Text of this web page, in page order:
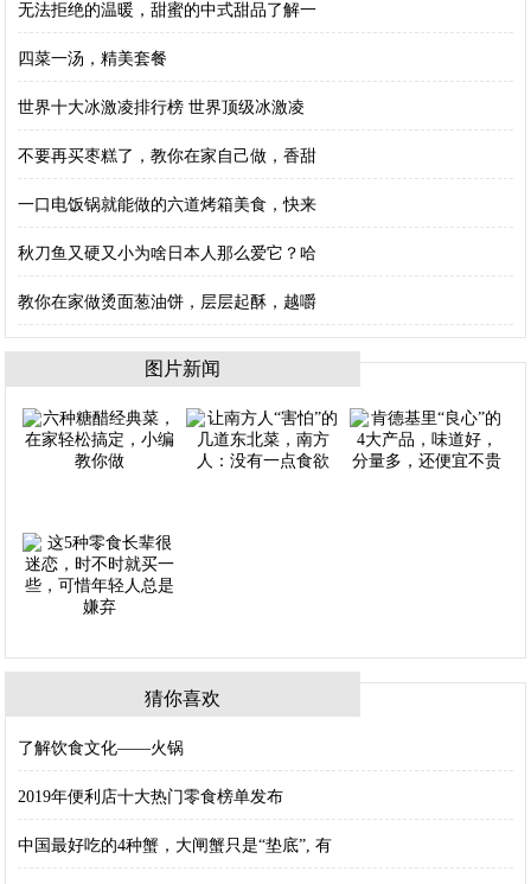
无法拒绝的温暖，甜蜜的中式甜品了解一
四菜一汤，精美套餐
世界十大冰激凌排行榜 世界顶级冰激凌
不要再买枣糕了，教你在家自己做，香甜
一口电饭锅就能做的六道烤箱美食，快来
秋刀鱼又硬又小为啥日本人那么爱它？哈
教你在家做烫面葱油饼，层层起酥，越嚼
图片新闻
猜你喜欢
了解饮食文化——火锅
2019年便利店十大热门零食榜单发布
中国最好吃的4种蟹，大闸蟹只是“垫底”, 有